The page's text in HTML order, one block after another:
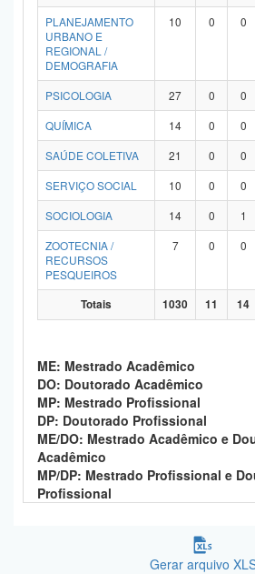
PLANEJAMENTO
URBANO E
REGIONAL /
DEMOGRAFIA
10 0 0
PSICOLOGIA 27 0 0
QUÍMICA
14 0 0
SAÚDE COLETIVA
21 0 0
SERVIÇO SOCIAL
10 0 0
SOCIOLOGIA
14 0 1
ZOOTECNIA /
RECURSOS
PESQUEIROS
7 0 0
Totais 1030 11 14
ME: Mestrado Acadêmico
DO: Doutorado Acadêmico
MP: Mestrado Profissional
DP: Doutorado Profissional
ME/DO: Mestrado Acadêmico e
Acadêmico
MP/DP: Mestrado Profissional e
Profissional
Gerar arquivo